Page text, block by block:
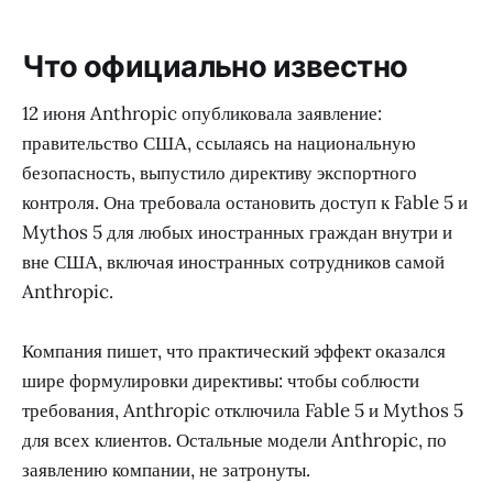
Что официально известно
12 июня Anthropic опубликовала заявление:
правительство США, ссылаясь на национальную
безопасность, выпустило директиву экспортного
контроля. Она требовала остановить доступ к Fable 5 и
Mythos 5 для любых иностранных граждан внутри и
вне США, включая иностранных сотрудников самой
Anthropic.
Компания пишет, что практический эффект оказался
шире формулировки директивы: чтобы соблюсти
требования, Anthropic отключила Fable 5 и Mythos 5
для всех клиентов. Остальные модели Anthropic, по
заявлению компании, не затронуты.